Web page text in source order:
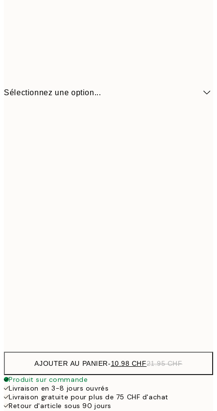
Sélectionnez une option...
AJOUTER AU PANIER-10.98 CHF21.95 CHF
Produit sur commande
Livraison en 3-8 jours ouvrés
Livraison gratuite pour plus de 75 CHF d'achat
Retour d'article sous 90 jours